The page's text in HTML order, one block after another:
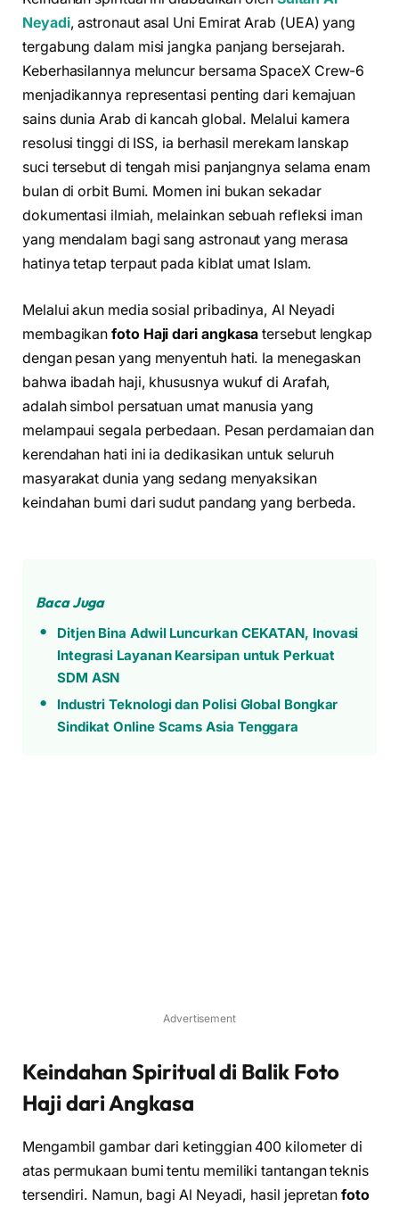
Neyadi, astronaut asal Uni Emirat Arab (UEA) yang
tergabung dalam misi jangka panjang bersejarah.
Keberhasilannya meluncur bersama SpaceX Crew-6
menjadikannya representasi penting dari kemajuan
sains dunia Arab di kancah global. Melalui kamera
resolusi tinggi di ISS, ia berhasil merekam lanskap
suci tersebut di tengah misi panjangnya selama enam
bulan di orbit Bumi. Momen ini bukan sekadar
dokumentasi ilmiah, melainkan sebuah refleksi iman
yang mendalam bagi sang astronaut yang merasa
hatinya tetap terpaut pada kiblat umat Islam.
Melalui akun media sosial pribadinya, Al Neyadi
membagikanfoto Haji dari angkasa tersebut lengkap
dengan pesan yang menyentuh hati. Ia menegaskan
bahwa ibadah haji, khususnya wukuf di Arafah,
adalah simbol persatuan umat manusia yang
melampaui segala perbedaan. Pesan perdamaian dan
kerendahan hati ini ia dedikasikan untuk seluruh
masyarakat dunia yang sedang menyaksikan
keindahan bumi dari sudut pandang yang berbeda.
Baca Juga
Ditjen Bina Adwil Luncurkan CEKATAN, Inovasi
Integrasi Layanan Kearsipan untuk Perkuat
SDM ASN
Industri Teknologi dan Polisi Global Bongkar
Sindikat Online Scams Asia Tenggara
Advertisement
Keindahan Spiritual di Balik Foto
Haji dari Angkasa
Mengambil gambar dari ketinggian 400 kilometer di
atas permukaan bumi tentu memiliki tantangan teknis
tersendiri. Namun, bagi Al Neyadi, hasil jepretanfoto